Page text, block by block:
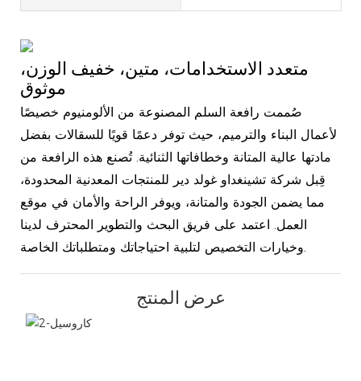
متعدد الاستخدامات، متين، خفيف الوزن،
موثوق
صُممت رافعة السلم المصنوعة من الألومنيوم خصيصًا
لأعمال البناء والترميم، حيث توفر دعمًا قويًا للسقالات بفضل
مادتها عالية المتانة وخطافاتها الثنائية. تُصنع هذه الرافعة من
قِبل شركة تشينغداو غولد دير للمنتجات المعدنية المحدودة،
مما يضمن الجودة والمتانة، ويوفر الراحة والأمان في موقع
العمل. اعتمد على فريق البحث والتطوير المحترف لدينا
وخيارات التخصيص لتلبية احتياجاتك ومتطلباتك الخاصة.
عرض المنتج